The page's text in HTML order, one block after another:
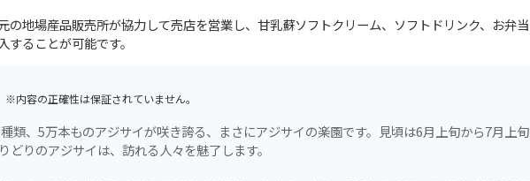
の地場産品販売所が協力して売店を営業し、甘乳蘇ソフトクリーム、ソフトドリンク、お弁
ることが可能です。
※内容の正確性は保証されていません。
類、5万本ものアジサイが咲き誇る、まさにアジサイの楽園です。見頃は6月上旬から7月上
どりのアジサイは、訪れる人々を魅了します。